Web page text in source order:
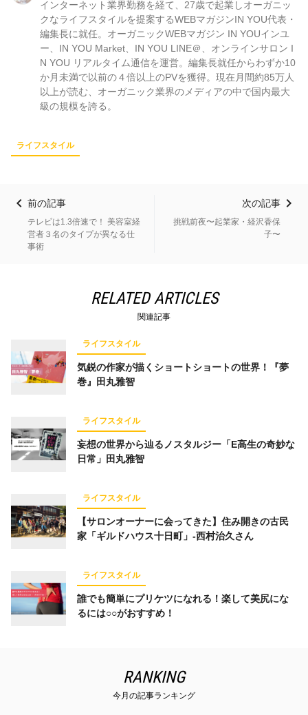
インターネット業界勤務を経て、27歳で起業しオーガニッ
クなライフスタイルを提案するWEBマガジンIN YOU代表・
編集長に就任。オーガニックWEBマガジン IN YOUインユ
ー、IN YOU Market、IN YOU LINE＠、オンラインサロン I
N YOU リアルタイム通信を運営。編集長就任からわずか10
か月未満で以前の４倍以上のPVを獲得。現在月間約85万人
以上が読む、オーガニック業界のメディアの中で国内最大
級の規模を誇る。
ライフスタイル
前の記事
テレビは1.3倍速で！ 美容室経
営者３名のタイプが異なる仕
事術
次の記事
挑戦前夜〜起業家・経沢香保
子〜
RELATED ARTICLES
関連記事
ライフスタイル
気鋭の作家が描くショートショートの世界！『夢
巻』田丸雅智
ライフスタイル
妄想の世界から辿るノスタルジー「E高生の奇妙な
日常」田丸雅智
ライフスタイル
【サロンオーナーに会ってきた】住み開きの古民
家「ギルドハウス十日町」-西村治久さん
ライフスタイル
誰でも簡単にプリケツになれる！楽して美尻にな
るには○○がおすすめ！
RANKING
今月の記事ランキング